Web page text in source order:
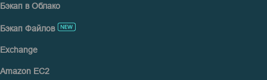
Бэкап в Облако
Бэкап Файлов
Exchange
Amazon EC2